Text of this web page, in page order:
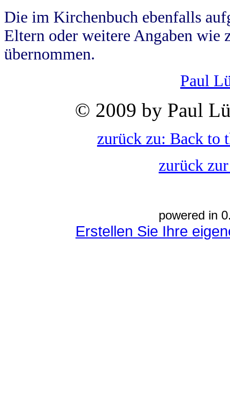
Die im Kirchenbuch ebenfalls
Eltern oder weitere Angaben wie
übernommen.
Paul
© 2009 by Paul
zurück zu: Back to
zurück
powered in
Erstellen Sie Ihre